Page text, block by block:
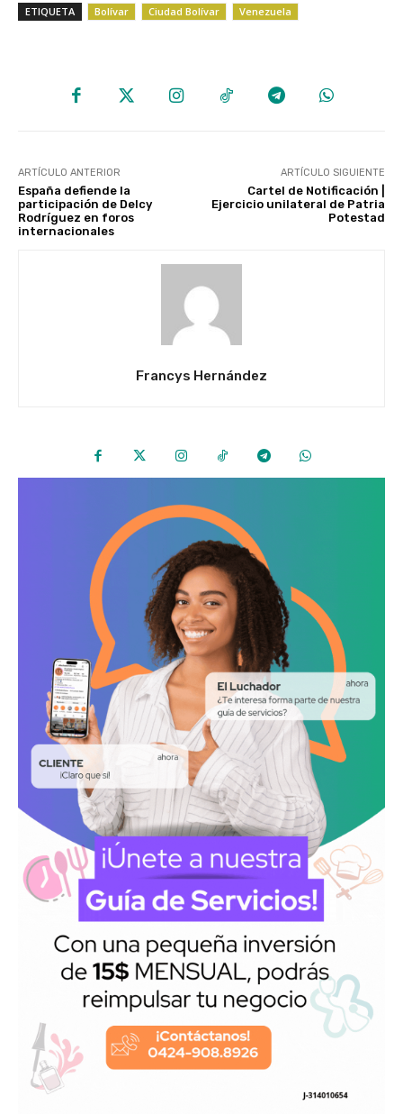
ETIQUETA Bolívar Ciudad Bolívar Venezuela
ARTÍCULO ANTERIOR
España defiende la
participación de Delcy
Rodríguez en foros
internacionales
ARTÍCULO SIGUIENTE
Cartel de Notificación |
Ejercicio unilateral de Patria
Potestad
Francys Hernández